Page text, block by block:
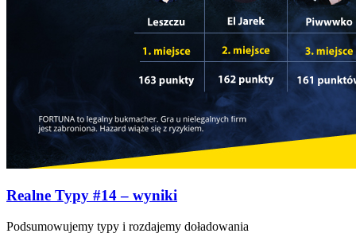
Realne Typy #14 – wyniki
Podsumowujemy typy i rozdajemy doładowania